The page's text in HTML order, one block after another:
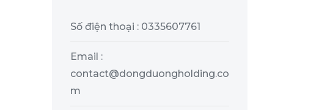
Số điện thoại : 0335607761
Email :
contact@dongduongholding.co
m